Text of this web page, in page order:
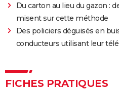
Du carton au lieu du gazon :
misent sur cette méthode
Des policiers déguisés en
conducteurs utilisant leur
FICHES PRATIQUES